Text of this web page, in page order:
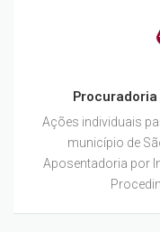
Ações individuais
município de
Aposentadoria por